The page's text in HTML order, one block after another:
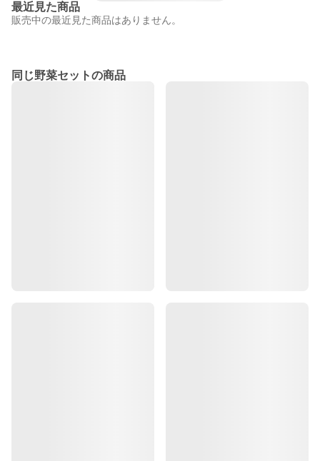
最近見た商品
販売中の最近見た商品はありません。
同じ野菜セットの商品